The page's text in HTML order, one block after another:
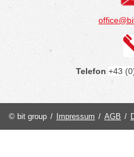
Telefon +43
© bit group / Impressum / AGB /